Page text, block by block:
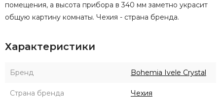
помещения, а высота прибора в 340 мм заметно украсит
общую картину комнаты. Чехия - страна бренда.
Характеристики
Бренд Bohemia Ivele Crystal
Страна бренда Чехия